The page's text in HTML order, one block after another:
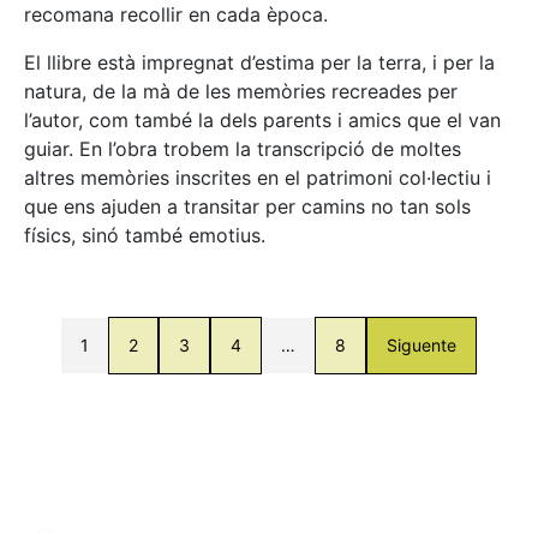
recomana recollir en cada època.
El llibre està impregnat d’estima per la terra, i per la
natura, de la mà de les memòries recreades per
l’autor, com també la dels parents i amics que el van
guiar. En l’obra trobem la transcripció de moltes
altres memòries inscrites en el patrimoni col·lectiu i
que ens ajuden a transitar per camins no tan sols
físics, sinó també emotius.
1 2 3 4 … 8 Siguente